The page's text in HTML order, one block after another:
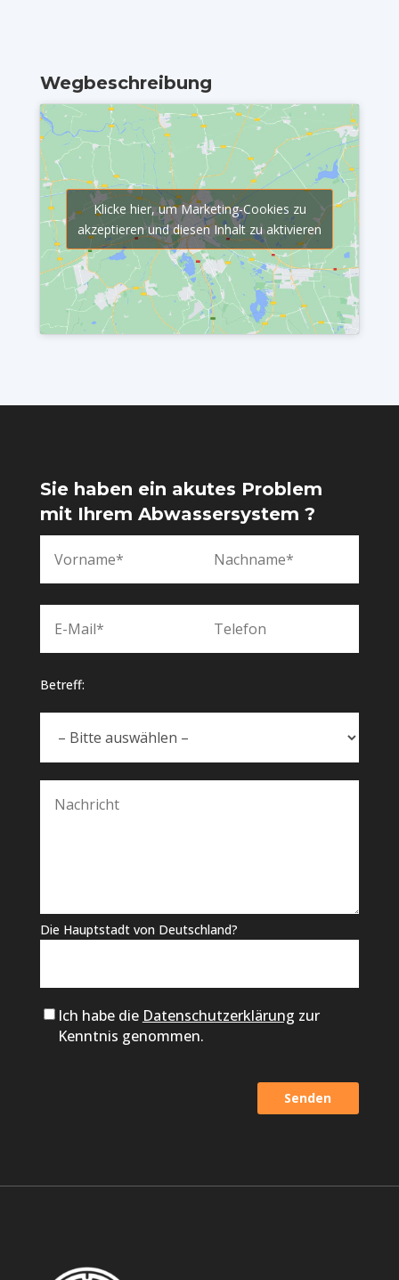
Wegbeschreibung
Klicke hier, um Marketing-Cookies zu
akzeptieren und diesen Inhalt zu aktivieren
Sie haben ein akutes Problem
mit Ihrem Abwassersystem ?
Betreff:
Die Hauptstadt von Deutschland?
Ich habe die Datenschutzerklärung zur
Kenntnis genommen.